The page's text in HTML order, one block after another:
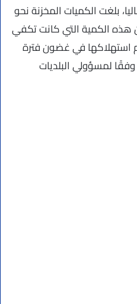
بلغت الكميات المخزنة نحو
أن هذه الكمية التي كانت تكفي
استهلاكها في غضون فترة
لمسؤولي البلديات